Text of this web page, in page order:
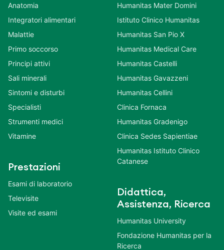
Anatomia
Integratori alimentari
Malattie
Primo soccorso
Principi attivi
Sali minerali
Sintomi e disturbi
Specialisti
Strumenti medici
Vitamine
Prestazioni
Esami di laboratorio
Televisite
Visite ed esami
Humanitas Mater Domini
Istituto Clinico Humanitas
Humanitas San Pio X
Humanitas Medical Care
Humanitas Castelli
Humanitas Gavazzeni
Humanitas Cellini
Clinica Fornaca
Humanitas Gradenigo
Clinica Sedes Sapientiae
Humanitas Istituto Clinico
Catanese
Didattica,
Assistenza, Ricerca
Humanitas University
Fondazione Humanitas per la
Ricerca